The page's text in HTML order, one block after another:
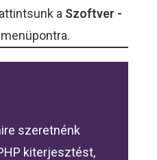
a Szoftver -
menüpontra.
szeretnénk
kiterjesztést,